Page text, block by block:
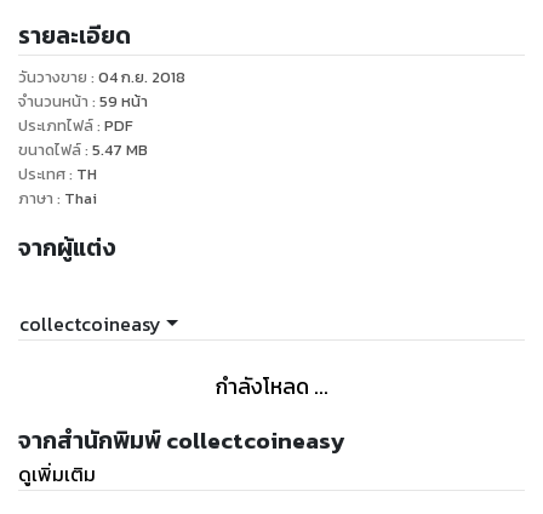
เผยไอเดียที่จะที่จะช่วยให้คุณเทรดซื้อขายเหรียญดิจิตอล ให้อยู่
บนพื้นฐานหลักการที่แน่นอน ซึ่งเทคนิคนี้ไม่จำเป็นต้องใช้บอท และ
ไม่ต้องเชื่อมต่อระบบอินเตอร์เน็ตตลอดเวลาอีกด้วย ที่สำคัญ!!!
เทคนิคนี้ สามารถใช้กับตลาด Forex ตลาดหุ้นไทย และตลาดหุ้น
ต่างประเทศได้อีกด้วย
รายละเอียด
วันวางขาย : 04 ก.ย. 2018
จำนวนหน้า : 59 หน้า
ประเภทไฟล์: PDF
ขนาดไฟล์: 5.47 MB
ประเทศ: TH
ภาษา : Thai
จากผู้แต่ง
collectcoineasy
กำลังโหลด ...
จากสำนักพิมพ์ collectcoineasy
ดูเพิ่มเติม